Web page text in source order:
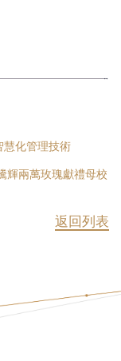
慧化管理技術
輝兩萬玫瑰獻禮母校
返回列表